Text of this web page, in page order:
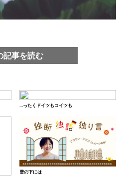
記事を読む
…ったくドイツもコイツも
雪の下には